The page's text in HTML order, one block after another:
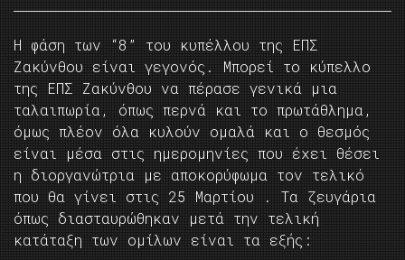
Η φάση των “8” του κυπέλλου της ΕΠΣ
Ζακύνθου είναι γεγονός. Μπορεί το κύπελλο
της ΕΠΣ Ζακύνθου να πέρασε γενικά μια
ταλαιπωρία, όπως περνά και το πρωτάθλημα,
όμως πλέον όλα κυλούν ομαλά και ο θεσμός
είναι μέσα στις ημερομηνίες που έχει θέσει
η διοργανώτρια με αποκορύφωμα τον τελικό
που θα γίνει στις 25 Μαρτίου . Τα ζευγάρια
όπως διασταυρώθηκαν μετά την τελική
κατάταξη των ομίλων είναι τα εξής: